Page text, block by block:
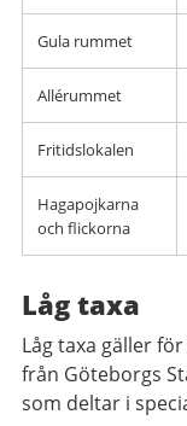
Gula rummet
Allérummet
Fritidslokalen
Hagapojkarna
och flickorna
Låg taxa
Låg taxa gäller
från Göteborgs
som deltar i